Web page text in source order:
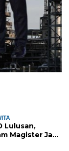
Lulusan,
Magister Jadi